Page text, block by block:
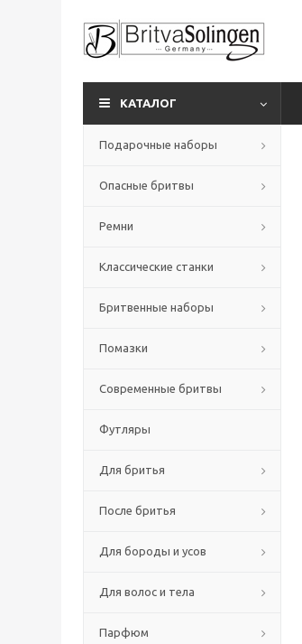
КАТАЛОГ
Подарочные наборы
Опасные бритвы
Ремни
Классические станки
Бритвенные наборы
Помазки
Современные бритвы
Футляры
Для бритья
После бритья
Для бороды и усов
Для волос и тела
Парфюм